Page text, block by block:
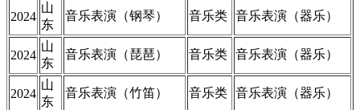
2024
山
东
音乐表演（钢琴） 音乐类 音乐表演（器乐）
2024
山
东
音乐表演（琵琶） 音乐类 音乐表演（器乐）
2024
山
东
音乐表演（竹笛） 音乐类 音乐表演（器乐）